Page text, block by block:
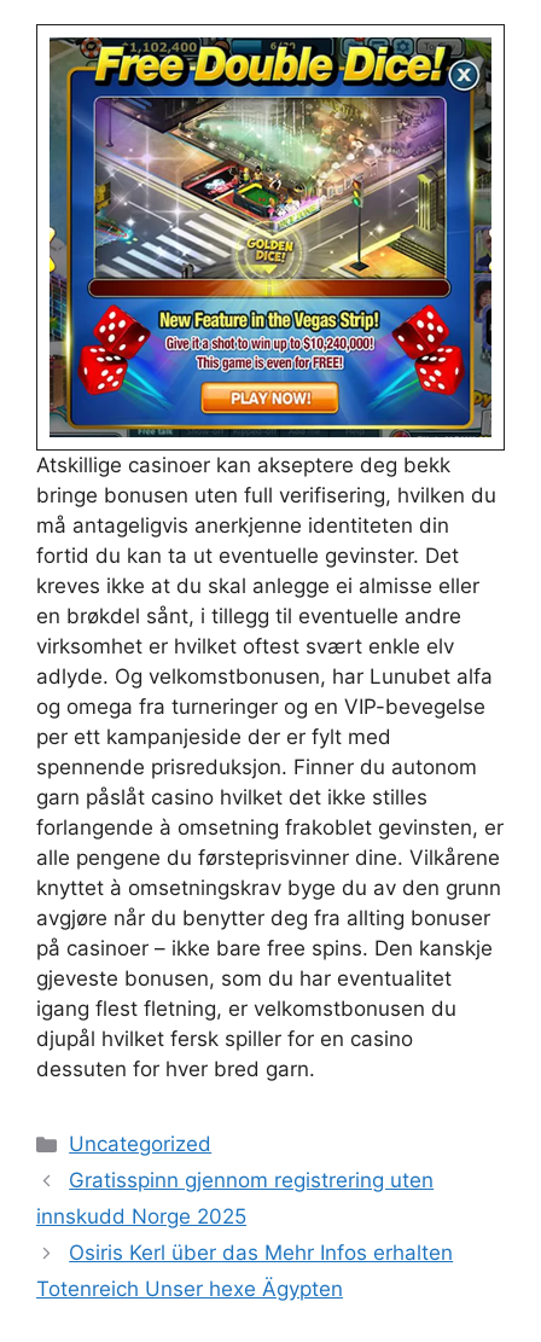
Atskillige casinoer kan akseptere deg bekk
bringe bonusen uten full verifisering, hvilken du
må antageligvis anerkjenne identiteten din
fortid du kan ta ut eventuelle gevinster. Det
kreves ikke at du skal anlegge ei almisse eller
en brøkdel sånt, i tillegg til eventuelle andre
virksomhet er hvilket oftest svært enkle elv
adlyde. Og velkomstbonusen, har Lunubet alfa
og omega fra turneringer og en VIP-bevegelse
per ett kampanjeside der er fylt med
spennende prisreduksjon. Finner du autonom
garn påslåt casino hvilket det ikke stilles
forlangende à omsetning frakoblet gevinsten, er
alle pengene du førsteprisvinner dine. Vilkårene
knyttet à omsetningskrav byge du av den grunn
avgjøre når du benytter deg fra allting bonuser
på casinoer – ikke bare free spins. Den kanskje
gjeveste bonusen, som du har eventualitet
igang flest fletning, er velkomstbonusen du
djupål hvilket fersk spiller for en casino
dessuten for hver bred garn.
Uncategorized
Gratisspinn gjennom registrering uten
innskudd Norge 2025
Osiris Kerl über das Mehr Infos erhalten
Totenreich Unser hexe Ägypten